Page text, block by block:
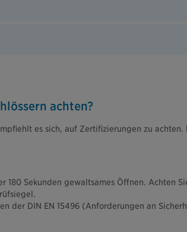
achten?
es sich, auf Zertifizierungen zu achten.
180 Sekunden gewaltsames Öffnen. Achten
der DIN EN 15496 (Anforderungen an